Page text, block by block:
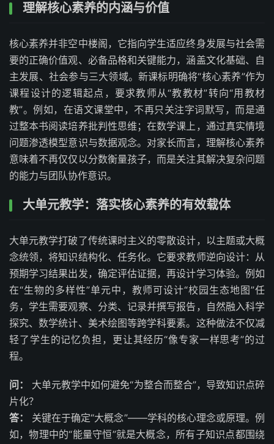
理解核心素养的内涵与价值
核心素养并非空中楼阁，它指向学生适应终身发展与社会需
要的正确价值观、必备品格和关键能力，涵盖文化基础、自
主发展、社会参与三大领域。新课标明确将“核心素养”作为
课程设计的逻辑起点，要求教师从“教教材”转向“用教材
教”。例如，在语文课堂中，不再只关注字词默写，而是通
过整本书阅读培养批判性思维；在数学课上，通过真实情境
问题渗透模型意识与数据观念。对家长而言，理解核心素养
意味着不再仅仅以分数衡量孩子，而是关注其解决复杂问题
的能力与团队协作意识。
大单元教学：落实核心素养的有效载体
大单元教学打破了传统课时主义的零散设计，以主题或大概
念统领，将知识结构化、任务化。它要求教师逆向设计：从
预期学习结果出发，确定评估证据，再设计学习体验。例如
在“生物的多样性”单元中，教师可设计“校园生态地图”任
务，学生需要观察、分类、记录并撰写报告，自然融入科学
探究、数学统计、美术绘图等跨学科要素。这种做法不仅减
轻了学生的记忆负担，更让其经历“像专家一样思考”的过
程。
问：
大单元教学中如何避免“为整合而整合”，导致知识点碎
片化？
答：
关键在于确定“大概念”——学科的核心理念或原理。例
如，物理中的“能量守恒”就是大概念，所有子知识点都围绕